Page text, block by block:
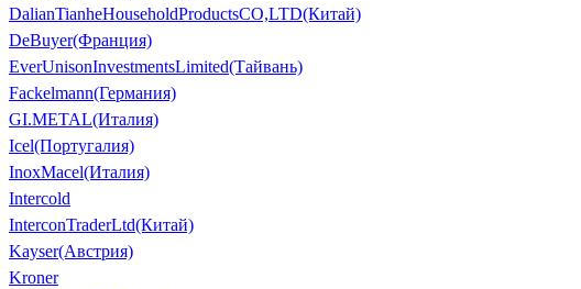
DalianTianheHouseholdProductsCO,LTD(Китай)
DeBuyer(Франция)
EverUnisonInvestmentsLimited(Тайвань)
Fackelmann(Германия)
GI.METAL(Италия)
Icel(Португалия)
InoxMacel(Италия)
Intercold
InterconTraderLtd(Китай)
Kayser(Австрия)
Kroner